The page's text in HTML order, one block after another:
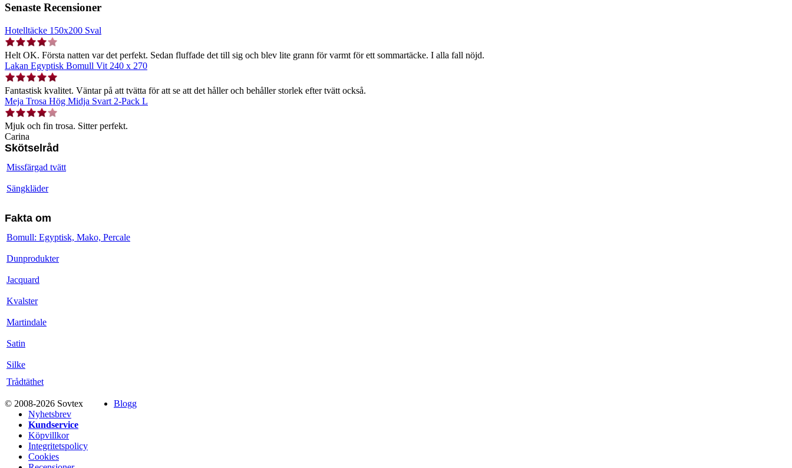
Senaste Recensioner
Hotelltäcke 150x200 Sval
Helt OK. Första natten var det perfekt. Sedan fluffade det till sig och blev lite grann för varmt för ett sommartäcke. I alla fall nöjd.
Lakan Egyptisk Bomull Vit 240 x 270
Fantastisk kvalitet. Väntar på att tvätta för att se att det håller och behåller storlek efter tvätt också.
Meja Trosa Hög Midja Svart 2-Pack L
Mjuk och fin trosa. Sitter perfekt.
Carina
Skötselråd
Missfärgad tvätt
Sängkläder
Fakta om
Bomull: Egyptisk, Mako, Percale
Dunprodukter
Jacquard
Kvalster
Martindale
Satin
Silke
Trådtäthet
© 2008-2026 Sovtex
Blogg
Nyhetsbrev
Kundservice
Köpvillkor
Integritetspolicy
Cookies